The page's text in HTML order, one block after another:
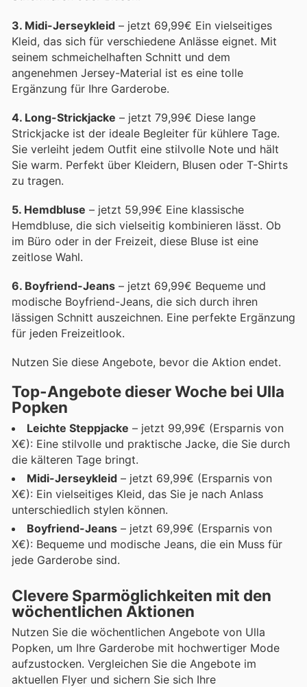
3. Midi-Jerseykleid – jetzt 69,99€ Ein vielseitiges
Kleid, das sich für verschiedene Anlässe eignet. Mit
seinem schmeichelhaften Schnitt und dem
angenehmen Jersey-Material ist es eine tolle
Ergänzung für Ihre Garderobe.
4. Long-Strickjacke – jetzt 79,99€ Diese lange
Strickjacke ist der ideale Begleiter für kühlere Tage.
Sie verleiht jedem Outfit eine stilvolle Note und hält
Sie warm. Perfekt über Kleidern, Blusen oder T-Shirts
zu tragen.
5. Hemdbluse – jetzt 59,99€ Eine klassische
Hemdbluse, die sich vielseitig kombinieren lässt. Ob
im Büro oder in der Freizeit, diese Bluse ist eine
zeitlose Wahl.
6. Boyfriend-Jeans – jetzt 69,99€ Bequeme und
modische Boyfriend-Jeans, die sich durch ihren
lässigen Schnitt auszeichnen. Eine perfekte Ergänzung
für jeden Freizeitlook.
Nutzen Sie diese Angebote, bevor die Aktion endet.
Top-Angebote dieser Woche bei Ulla
Popken
Leichte Steppjacke – jetzt 99,99€ (Ersparnis von
X€): Eine stilvolle und praktische Jacke, die Sie durch
die kälteren Tage bringt.
Midi-Jerseykleid – jetzt 69,99€ (Ersparnis von
X€): Ein vielseitiges Kleid, das Sie je nach Anlass
unterschiedlich stylen können.
Boyfriend-Jeans – jetzt 69,99€ (Ersparnis von
X€): Bequeme und modische Jeans, die ein Muss für
jede Garderobe sind.
Clevere Sparmöglichkeiten mit den
wöchentlichen Aktionen
Nutzen Sie die wöchentlichen Angebote von Ulla
Popken, um Ihre Garderobe mit hochwertiger Mode
aufzustocken. Vergleichen Sie die Angebote im
aktuellen Flyer und sichern Sie sich Ihre